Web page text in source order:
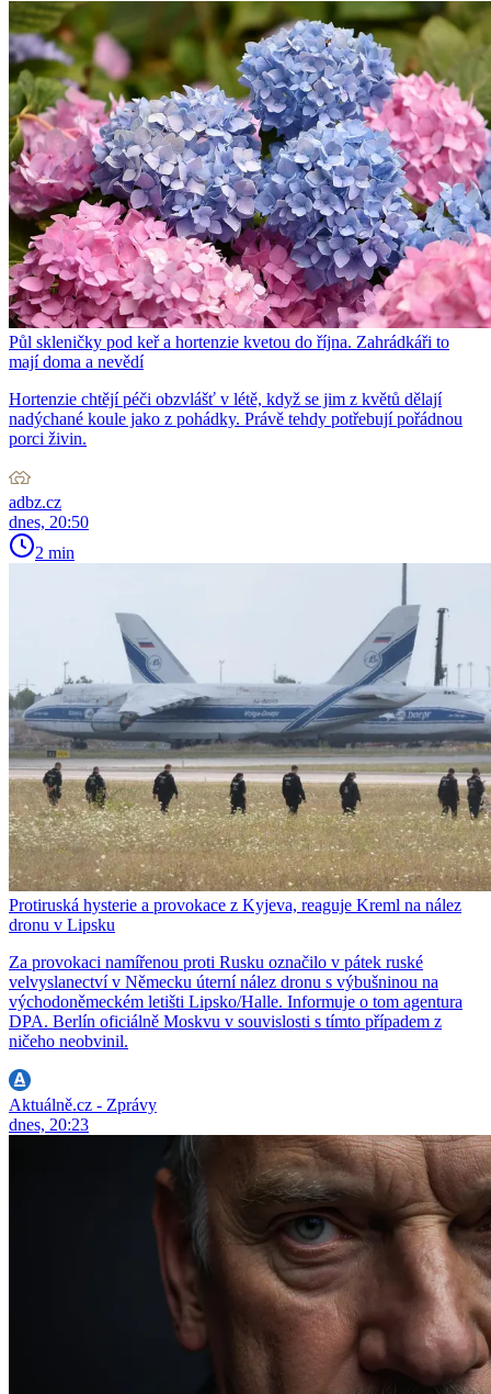
Půl skleničky pod keř a hortenzie kvetou do října. Zahrádkáři to
mají doma a nevědí
Hortenzie chtějí péči obzvlášť v létě, když se jim z květů dělají
nadýchané koule jako z pohádky. Právě tehdy potřebují pořádnou
porci živin.
adbz.cz
dnes, 20:50
2 min
Protiruská hysterie a provokace z Kyjeva, reaguje Kreml na nález
dronu v Lipsku
Za provokaci namířenou proti Rusku označilo v pátek ruské
velvyslanectví v Německu úterní nález dronu s výbušninou na
východoněmeckém letišti Lipsko/Halle. Informuje o tom agentura
DPA. Berlín oficiálně Moskvu v souvislosti s tímto případem z
ničeho neobvinil.
Aktuálně.cz - Zprávy
dnes, 20:23